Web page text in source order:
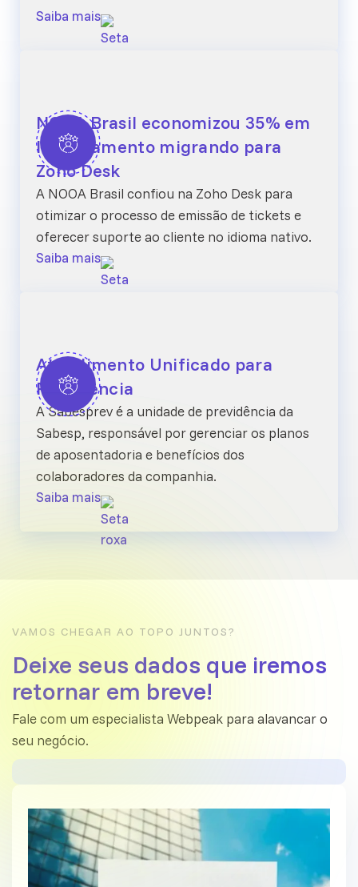
Saiba mais
NOOA Brasil economizou 35% em
licenciamento migrando para
Zoho Desk
A NOOA Brasil confiou na Zoho Desk para
otimizar o processo de emissão de tickets e
oferecer suporte ao cliente no idioma nativo.
Saiba mais
Atendimento Unificado para
Previdencia
A Sabesprev é a unidade de previdência da
Sabesp, responsável por gerenciar os planos
de aposentadoria e benefícios dos
colaboradores da companhia.
Saiba mais
VAMOS CHEGAR AO TOPO JUNTOS?
Deixe seus dados que iremos
retornar em breve!
Fale com um especialista Webpeak para alavancar o
seu negócio.